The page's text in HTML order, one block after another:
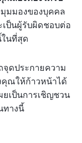
มมองของบุคคล
เป็นผู้รับผิดชอบต่อ
ในที่สุด
ดประกายความ
ณให้ก้าวหน้าได้
ยเป็นการเชิญชวน
ทางนี้